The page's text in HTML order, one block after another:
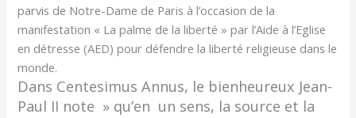
parvis de Notre-Dame de Paris à l’occasion de la
manifestation « La palme de la liberté » par l’Aide à l’Eglise
en détresse (AED) pour défendre la liberté religieuse dans le
monde.
Dans Centesimus Annus, le bienheureux Jean-
Paul II note » qu’en un sens, la source et la